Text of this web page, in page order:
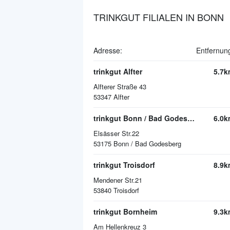
TRINKGUT FILIALEN IN BONN
Adresse:
trinkgut Alfter
Alfterer Straße 43
53347 Alfter
trinkgut Bonn / Bad Godesberg
Elsässer Str.22
53175 Bonn / Bad Godesberg
trinkgut Troisdorf
Mendener Str.21
53840 Troisdorf
trinkgut Bornheim
Am Hellenkreuz 3